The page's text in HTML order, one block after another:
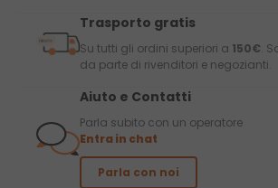
Trasporto gratis
Su tutti gli ordini superiori a 150€.
da parte di rivenditori e negozianti.
Aiuto e Contatti
Parla subito con un operatore
Entra in chat
Parla con noi